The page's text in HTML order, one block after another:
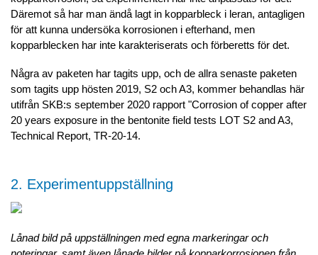
Däremot så har man ändå lagt in kopparbleck i leran, antagligen
för att kunna undersöka korrosionen i efterhand, men
kopparblecken har inte karakteriserats och förberetts för det.
Några av paketen har tagits upp, och de allra senaste paketen
som tagits upp hösten 2019, S2 och A3, kommer behandlas här
utifrån SKB:s september 2020 rapport "Corrosion of copper after
20 years exposure in the bentonite field tests LOT S2 and A3,
Technical Report, TR-20-14.
2. Experimentuppställning
Lånad bild på uppställningen med egna markeringar och